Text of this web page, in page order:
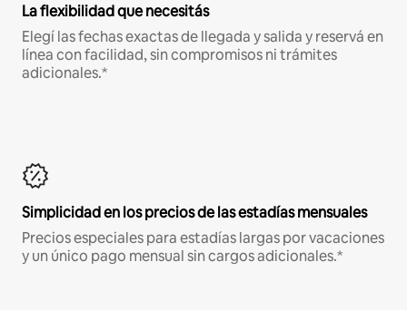
La flexibilidad que necesitás
Elegí las fechas exactas de llegada y salida y reservá en
línea con facilidad, sin compromisos ni trámites
adicionales.*
Simplicidad en los precios de las estadías mensuales
Precios especiales para estadías largas por vacaciones
y un único pago mensual sin cargos adicionales.*